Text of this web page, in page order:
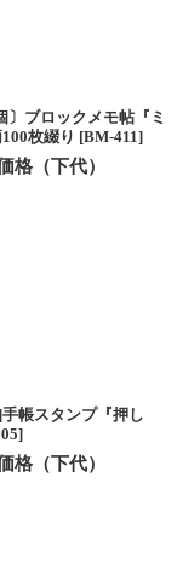
〕ブロックメモ帖『ミ
枚綴り [BM-411]
格（下代）
帳スタンプ『押し
]
格（下代）